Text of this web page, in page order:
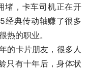
堵，卡车司机正在开
经典传动轴赚了很多
热的职业。
的卡片朋友，很多人
只有十年后，身体状